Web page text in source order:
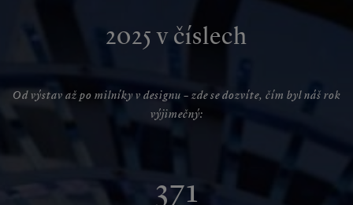
2025 v číslech
Od výstav až po milníky v designu – zde se dozvíte, čím byl náš rok
výjimečný:
371